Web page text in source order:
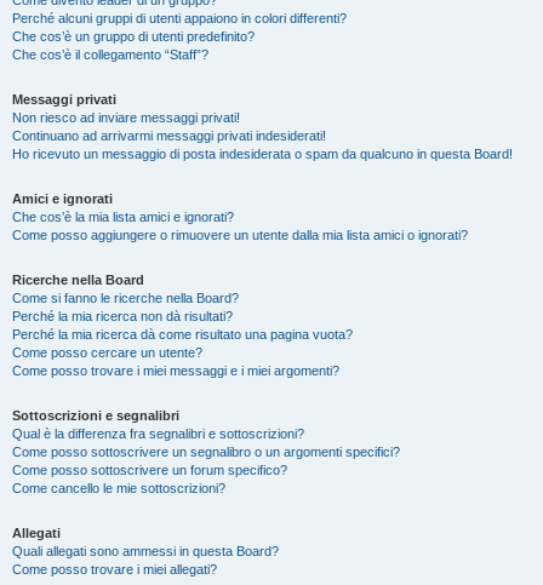
Perché alcuni gruppi di utenti appaiono in colori differenti?
Che cos’è un gruppo di utenti predefinito?
Che cos’è il collegamento “Staff”?
Messaggi privati
Non riesco ad inviare messaggi privati!
Continuano ad arrivarmi messaggi privati indesiderati!
Ho ricevuto un messaggio di posta indesiderata o spam da qualcuno in questa Board!
Amici e ignorati
Che cos’è la mia lista amici e ignorati?
Come posso aggiungere o rimuovere un utente dalla mia lista amici o ignorati?
Ricerche nella Board
Come si fanno le ricerche nella Board?
Perché la mia ricerca non dà risultati?
Perché la mia ricerca dà come risultato una pagina vuota?
Come posso cercare un utente?
Come posso trovare i miei messaggi e i miei argomenti?
Sottoscrizioni e segnalibri
Qual è la differenza fra segnalibri e sottoscrizioni?
Come posso sottoscrivere un segnalibro o un argomenti specifici?
Come posso sottoscrivere un forum specifico?
Come cancello le mie sottoscrizioni?
Allegati
Quali allegati sono ammessi in questa Board?
Come posso trovare i miei allegati?